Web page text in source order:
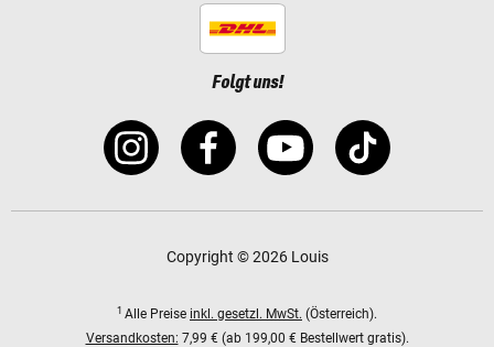
Folgt uns!
Copyright © 2026 Louis
1 Alle Preise inkl. gesetzl. MwSt. (Österreich).
Versandkosten: 7,99 € (ab 199,00 € Bestellwert gratis).